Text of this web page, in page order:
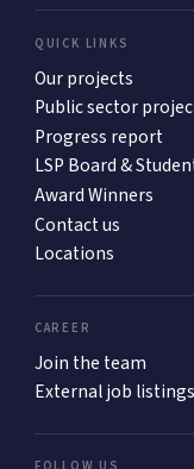
QUICK LINKS
Our projects
Public sector
Progress report
LSP Board &
Award Winners
Contact us
Locations
CAREER
Join the team
External job listings